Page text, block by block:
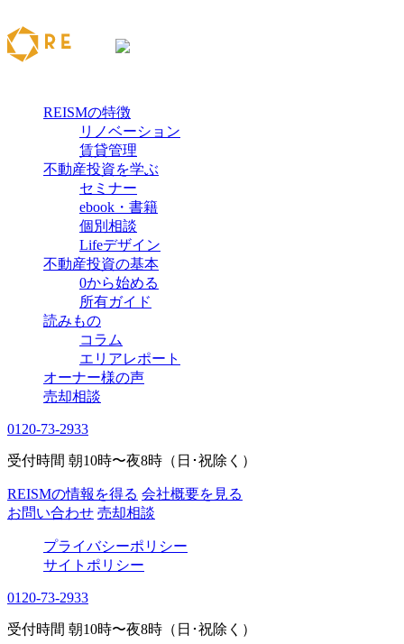
REISMの特徴
リノベーション
賃貸管理
不動産投資を学ぶ
セミナー
ebook・書籍
個別相談
Lifeデザイン
不動産投資の基本
0から始める
所有ガイド
読みもの
コラム
エリアレポート
オーナー様の声
売却相談
0120-73-2933
受付時間 朝10時〜夜8時（日･祝除く）
REISMの情報を得る 会社概要を見る
お問い合わせ 売却相談
プライバシーポリシー
サイトポリシー
0120-73-2933
受付時間 朝10時〜夜8時（日･祝除く）